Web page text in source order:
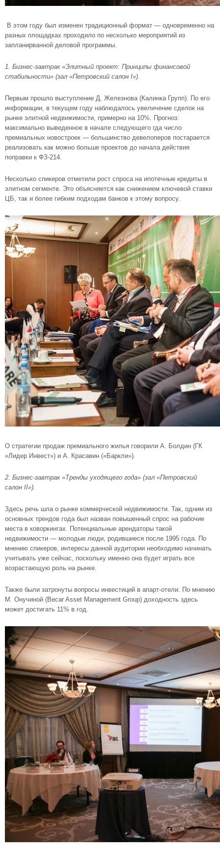
В этом году был изменен традиционный формат — одновременно на
разных площадках проходило по несколько мероприятий из
запланирванной деловой программы.
1. Бизнес-завтрак «Элитный проект: Принципы финансовой
стабильности» (зал «Петровский салон I»).
Первым прошло выступление Д. Железнова (Калинка Групп). По его
информации, в текущем году наблюдалось увеличение сделок на
рынке элитной недвижимости, примерно на 10%. Прогноз:
максимально выведенное в начале следующего гда число
премиальных новостроек — большинство девелоперов постарается
реализовать как можно больше проектов до начала действия
поправки к ФЗ-214.
Несколько спикеров отметили рост спроса на ипотечные кредиты в
элитном сегменте. Это объясняется как снижением ключевой ставки
ЦБ, так и более гибким подходам банков к этому вопросу.
О стратегии продаж премиального жилья говорили А. Болдин (ГК
«Лидер Инвест») и А. Красавин («Баркли»).
2. Бизнес-завтрак «Тренды уходящего года» (зал «Петровский
салон II»).
Здесь речь шла о рынке коммерческой недвижимости. Так, одним из
основных трендов года был назван повышенный спрос на рабочие
места в коворкингах. Потенциальные арендаторы такой
недвижимости — молодые люди, родившиеся после 1995 года. По
мнению спикеров, интересы данной аудитории необходимо начинать
учитывать уже сейчас, поскольку именно она будет играть все
возрастающую роль на рынке.
Также были затронуты вопросы инвестиций в апарт-отели. По мнению
М. Онучиной (Becar Asset Management Group) доходность здесь
может достигать 11% в год.